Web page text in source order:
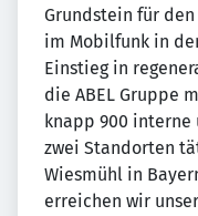
Grundstein für
im Mobilfunk in
Einstieg in
die ABEL Gruppe
knapp 900
zwei Standorten
Wiesmühl in
erreichen wir